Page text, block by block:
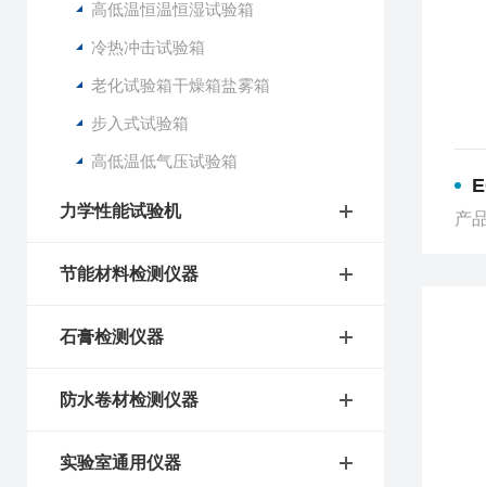
高低温恒温恒湿试验箱
冷热冲击试验箱
老化试验箱干燥箱盐雾箱
步入式试验箱
高低温低气压试验箱
力学性能试验机
节能材料检测仪器
石膏检测仪器
防水卷材检测仪器
实验室通用仪器
产